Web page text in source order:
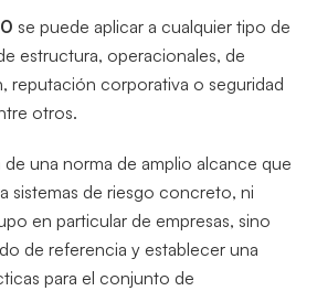
se puede aplicar a cualquier tipo de
estructura, operacionales, de
reputación corporativa o seguridad
otros.
una norma de amplio alcance que
sistemas de riesgo concreto, ni
en particular de empresas, sino
de referencia y establecer una
para el conjunto de